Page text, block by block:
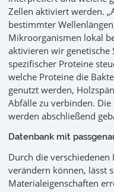
Zellen aktiviert werden.
bestimmter
Mikroorganismen lokal
aktivieren wir genetische
spezifischer Proteine
welche Proteine die
genutzt werden,
Abfälle zu verbinden.
werden abschließend
Datenbank mit
Durch die verschiedenen
verändern können, lässt
Materialeigenschaften